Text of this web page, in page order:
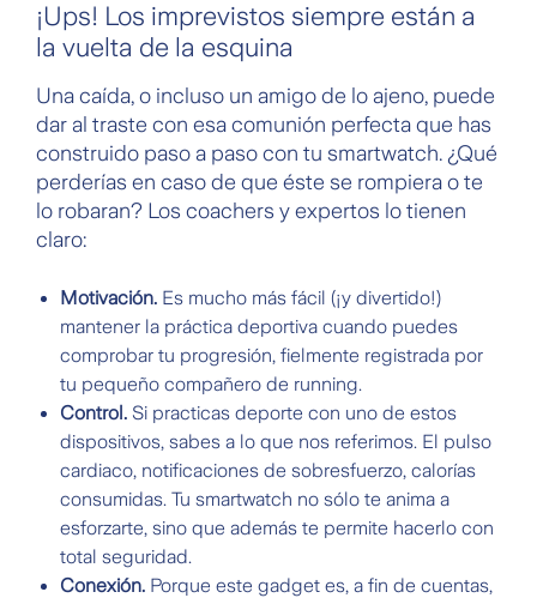
¡Ups! Los imprevistos siempre están a
la vuelta de la esquina
Una caída, o incluso un amigo de lo ajeno, puede
dar al traste con esa comunión perfecta que has
construido paso a paso con tu smartwatch. ¿Qué
perderías en caso de que éste se rompiera o te
lo robaran? Los coachers y expertos lo tienen
claro:
Motivación. Es mucho más fácil (¡y divertido!)
mantener la práctica deportiva cuando puedes
comprobar tu progresión, fielmente registrada por
tu pequeño compañero de running.
Control. Si practicas deporte con uno de estos
dispositivos, sabes a lo que nos referimos. El pulso
cardiaco, notificaciones de sobresfuerzo, calorías
consumidas. Tu smartwatch no sólo te anima a
esforzarte, sino que además te permite hacerlo con
total seguridad.
Conexión. Porque este gadget es, a fin de cuentas,